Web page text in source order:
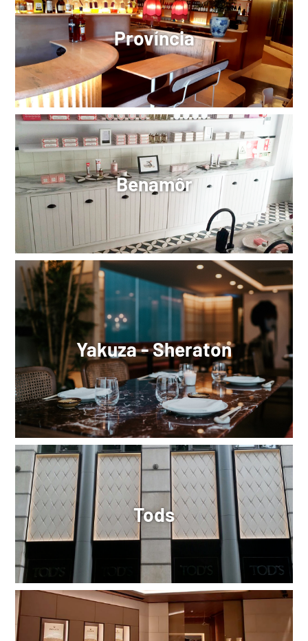
Província
Benamôr
Yakuza - Sheraton
Tods